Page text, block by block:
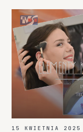
wychowawców Pani
15 KWIETNIA 2025